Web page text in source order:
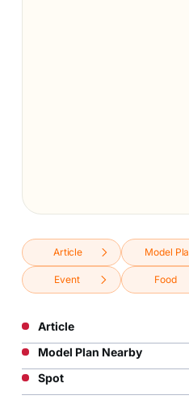
Article Model
Event Food
Article
Model Plan Nearby
Spot